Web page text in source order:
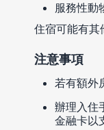
服務性動
住宿可能有其
注意事項
若有額外
辦理入住
金融卡以